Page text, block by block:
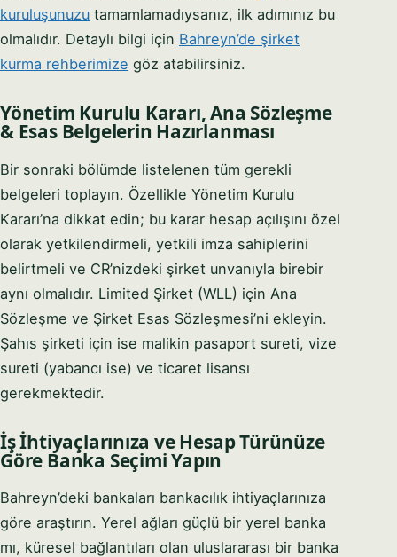
kuruluşunuzu tamamlamadıysanız, ilk adımınız bu
olmalıdır. Detaylı bilgi için Bahreyn’de şirket
kurma rehberimize göz atabilirsiniz.
Yönetim Kurulu Kararı, Ana Sözleşme
& Esas Belgelerin Hazırlanması
Bir sonraki bölümde listelenen tüm gerekli
belgeleri toplayın. Özellikle Yönetim Kurulu
Kararı’na dikkat edin; bu karar hesap açılışını özel
olarak yetkilendirmeli, yetkili imza sahiplerini
belirtmeli ve CR’nizdeki şirket unvanıyla birebir
aynı olmalıdır. Limited Şirket (WLL) için Ana
Sözleşme ve Şirket Esas Sözleşmesi’ni ekleyin.
Şahıs şirketi için ise malikin pasaport sureti, vize
sureti (yabancı ise) ve ticaret lisansı
gerekmektedir.
İş İhtiyaçlarınıza ve Hesap Türünüze
Göre Banka Seçimi Yapın
Bahreyn’deki bankaları bankacılık ihtiyaçlarınıza
göre araştırın. Yerel ağları güçlü bir yerel banka
mı, küresel bağlantıları olan uluslararası bir banka